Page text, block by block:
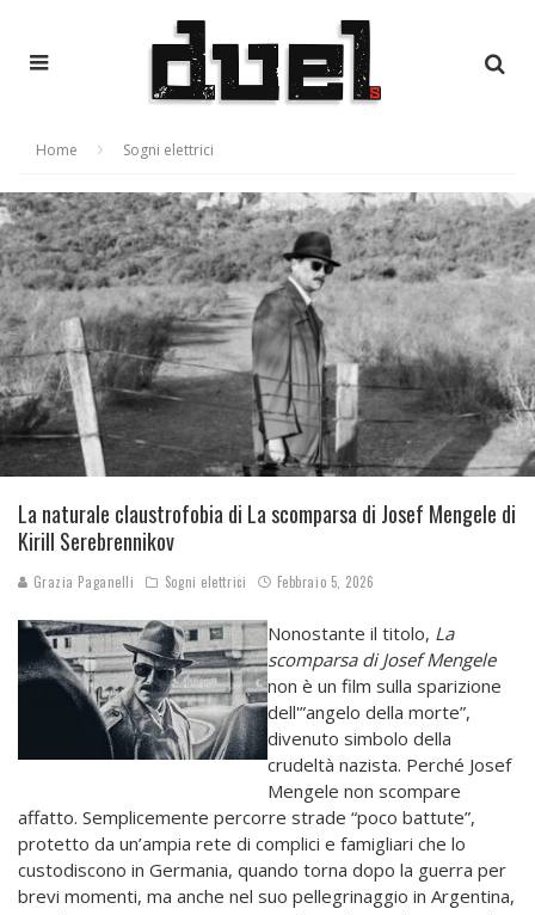
Home Sogni elettrici
La naturale claustrofobia di La scomparsa di Josef Mengele di
Kirill Serebrennikov
Grazia Paganelli Sogni elettrici Febbraio 5, 2026
Nonostante il titolo, La
scomparsa di Josef Mengele
non è un film sulla sparizione
dell'”angelo della morte”,
divenuto simbolo della
crudeltà nazista. Perché Josef
Mengele non scompare
affatto. Semplicemente percorre strade “poco battute”,
protetto da un’ampia rete di complici e famigliari che lo
custodiscono in Germania, quando torna dopo la guerra per
brevi momenti, ma anche nel suo pellegrinaggio in Argentina,